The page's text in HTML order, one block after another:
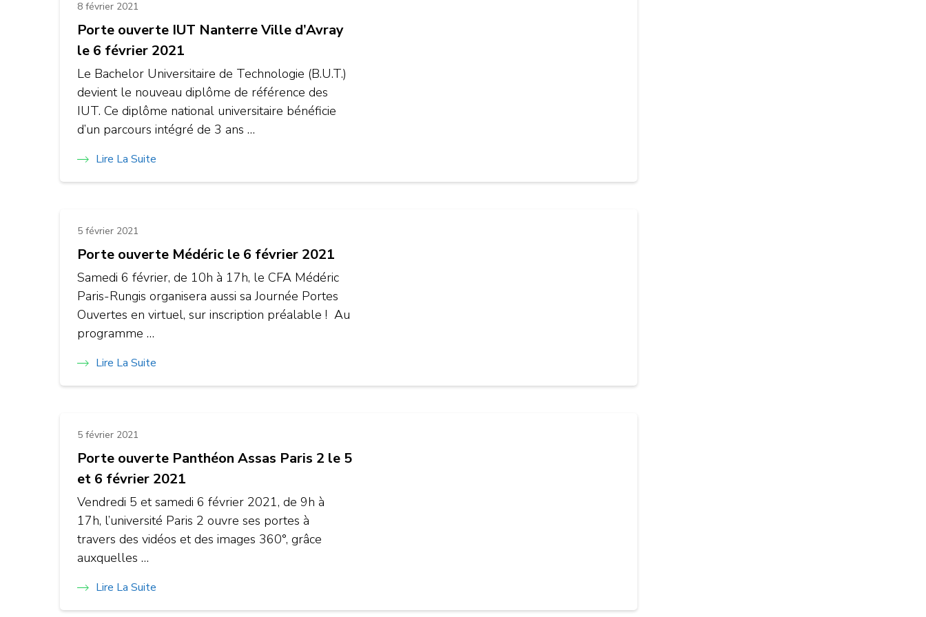
8 février 2021
Porte ouverte IUT Nanterre Ville d’Avray
le 6 février 2021
Le Bachelor Universitaire de Technologie (B.U.T.)
devient le nouveau diplôme de référence des
IUT. Ce diplôme national universitaire bénéficie
d’un parcours intégré de 3 ans …
Lire La Suite
5 février 2021
Porte ouverte Médéric le 6 février 2021
Samedi 6 février, de 10h à 17h, le CFA Médéric
Paris-Rungis organisera aussi sa Journée Portes
Ouvertes en virtuel, sur inscription préalable ! Au
programme …
Lire La Suite
5 février 2021
Porte ouverte Panthéon Assas Paris 2 le 5
et 6 février 2021
Vendredi 5 et samedi 6 février 2021, de 9h à
17h, l’université Paris 2 ouvre ses portes à
travers des vidéos et des images 360°, grâce
auxquelles …
Lire La Suite